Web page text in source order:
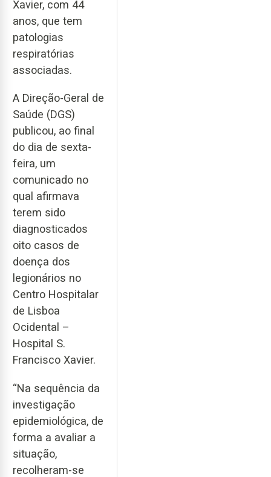
Xavier, com 44
anos, que tem
patologias
respiratórias
associadas.
A Direção-Geral de
Saúde (DGS)
publicou, ao final
do dia de sexta-
feira, um
comunicado no
qual afirmava
terem sido
diagnosticados
oito casos de
doença dos
legionários no
Centro Hospitalar
de Lisboa
Ocidental –
Hospital S.
Francisco Xavier.
“Na sequência da
investigação
epidemiológica, de
forma a avaliar a
situação,
recolheram-se